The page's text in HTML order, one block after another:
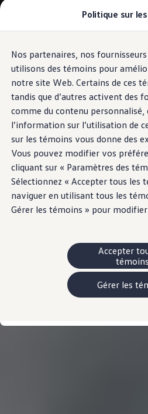
Politique sur
Nos partenaires, nos
utilisons des témoins pour
notre site Web. Certains de ces
tandis que d’autres activent des
comme du contenu
l’information sur l’utilisation de
sur les témoins vous donne des
Vous pouvez modifier vos
cliquant sur « Paramètres des
Sélectionnez « Accepter tous les
naviguer en utilisant tous les
Gérer les témoins » pour
Accepter
témoins
Gérer les
Passer
au
contenu
principal
Passer
au
pied
de
page
Modèles et offres
Comparez nos véhicules
Pourquoi un véhicule
Programmes
Achetez des articles
Garanties et assistance
Pourquoi VW
Coût d'utilisation
Modèles et offres
Commandites et
À propos de Volkswagen
Services financiers
Étapes pour le
Volkswagen Protection
Assurance VW
Fin de location
Mon compte
Propriétaires et conducteurs
Au sujet de mon véhicule
Manuel et
Voyants et
Mises à jour du
Rappels